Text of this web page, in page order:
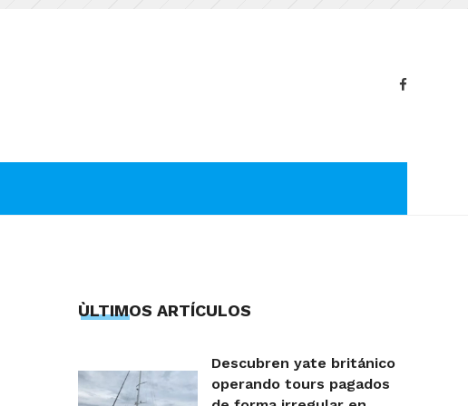
ÙLTIMOS ARTÍCULOS
Descubren yate británico
operando tours pagados